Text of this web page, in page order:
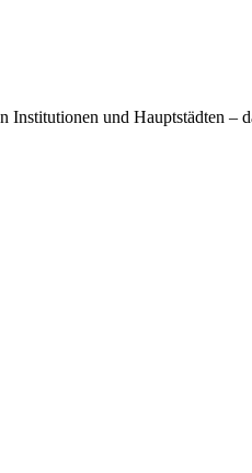
und Hauptstädten –